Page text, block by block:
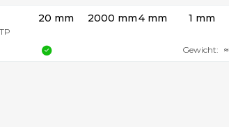
20 mm 2000 mm4 mm 1 mm
Gewicht: